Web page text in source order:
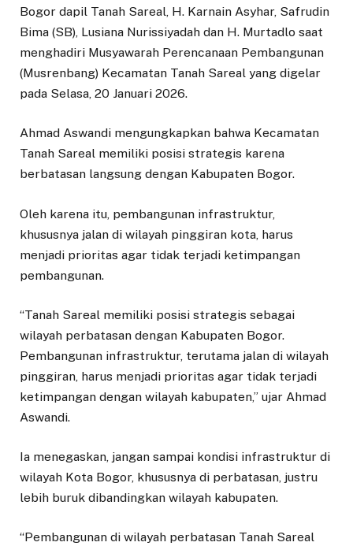
Bogor dapil Tanah Sareal, H. Karnain Asyhar, Safrudin
Bima (SB), Lusiana Nurissiyadah dan H. Murtadlo saat
menghadiri Musyawarah Perencanaan Pembangunan
(Musrenbang) Kecamatan Tanah Sareal yang digelar
pada Selasa, 20 Januari 2026.
Ahmad Aswandi mengungkapkan bahwa Kecamatan
Tanah Sareal memiliki posisi strategis karena
berbatasan langsung dengan Kabupaten Bogor.
Oleh karena itu, pembangunan infrastruktur,
khususnya jalan di wilayah pinggiran kota, harus
menjadi prioritas agar tidak terjadi ketimpangan
pembangunan.
“Tanah Sareal memiliki posisi strategis sebagai
wilayah perbatasan dengan Kabupaten Bogor.
Pembangunan infrastruktur, terutama jalan di wilayah
pinggiran, harus menjadi prioritas agar tidak terjadi
ketimpangan dengan wilayah kabupaten,” ujar Ahmad
Aswandi.
Ia menegaskan, jangan sampai kondisi infrastruktur di
wilayah Kota Bogor, khususnya di perbatasan, justru
lebih buruk dibandingkan wilayah kabupaten.
“Pembangunan di wilayah perbatasan Tanah Sareal